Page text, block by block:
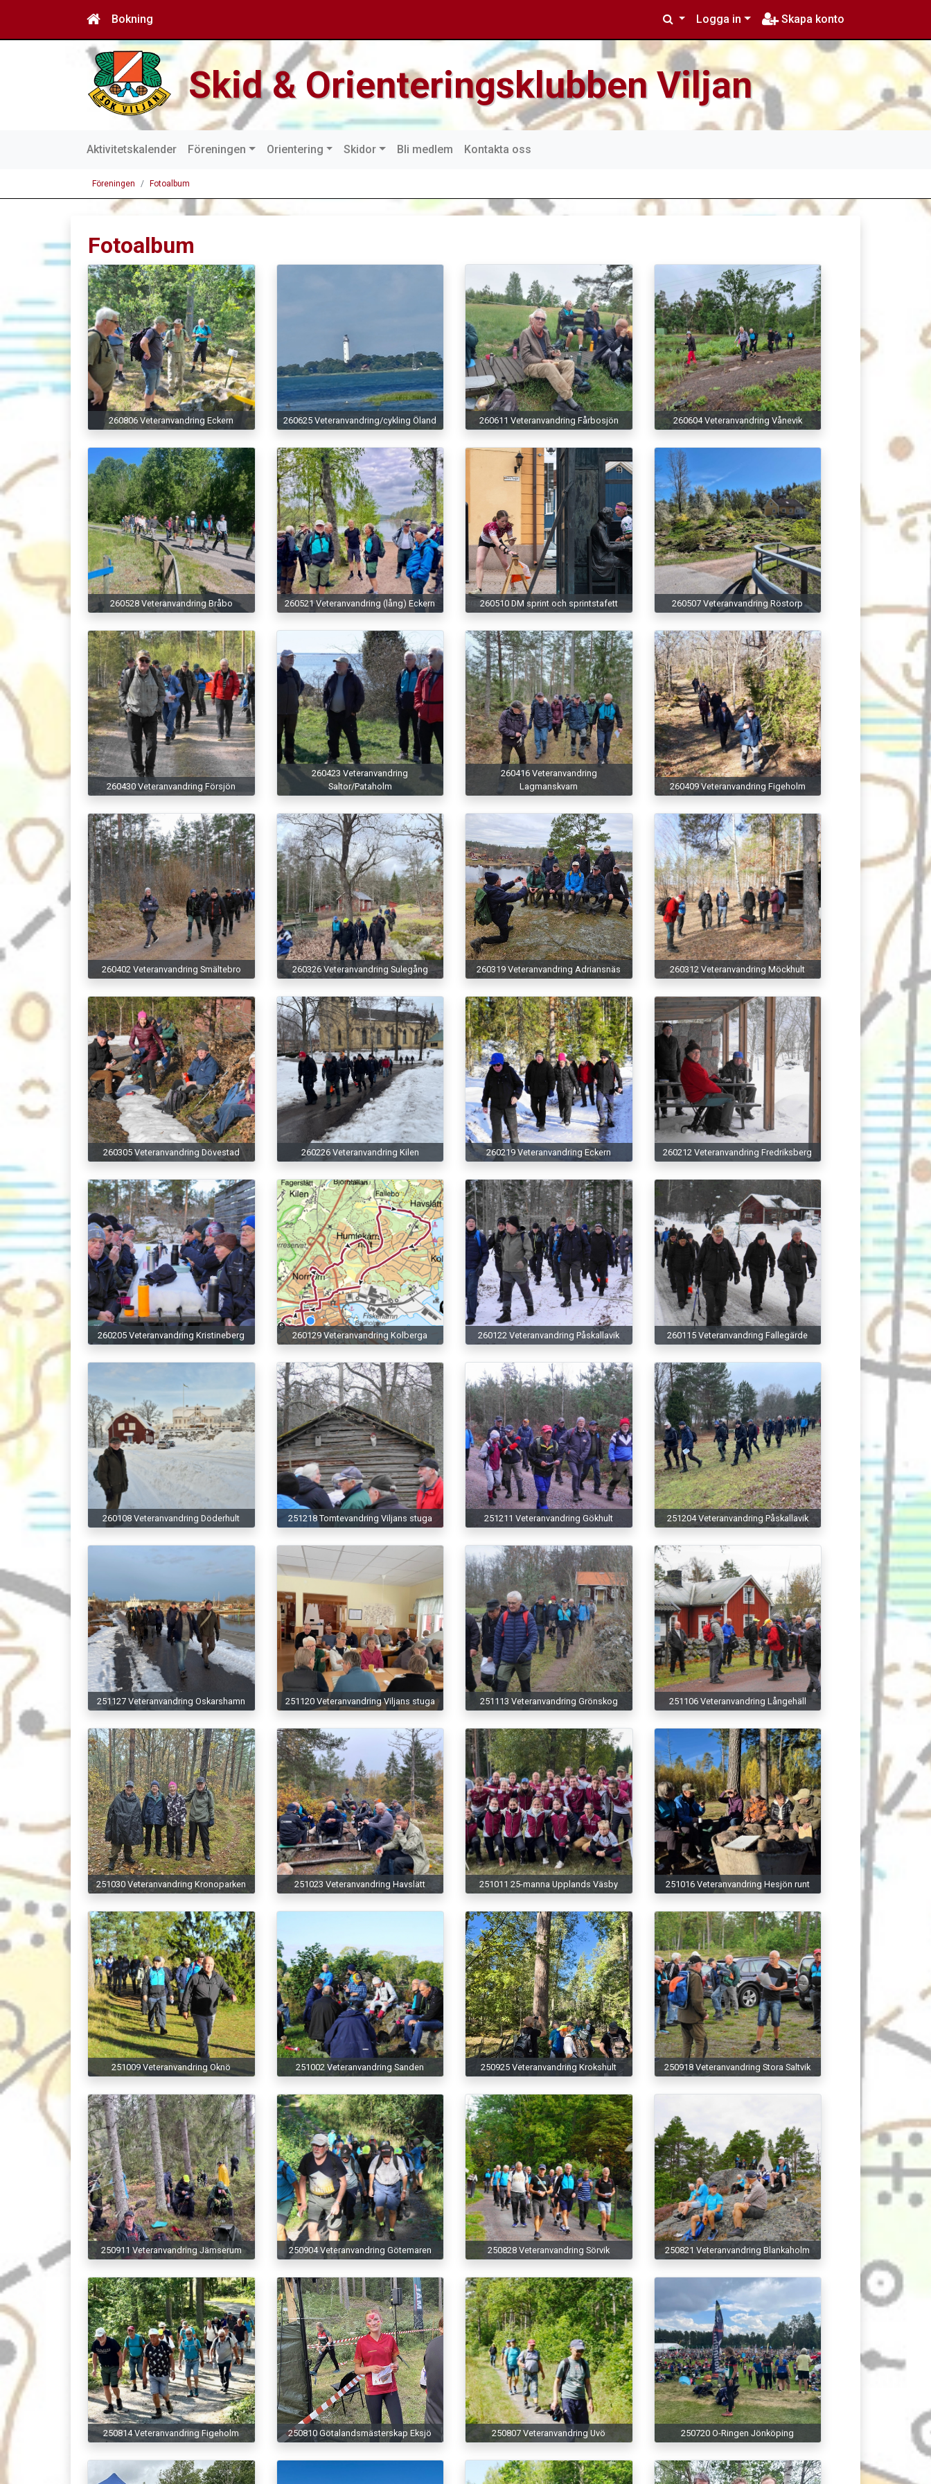
Bokning Logga in Skapa konto
Skid & Orienteringsklubben Viljan
Aktivitetskalender Föreningen Orientering Skidor Bli medlem Kontakta oss
Föreningen Fotoalbum
Fotoalbum
260806 Veteranvandring Eckern 260625 Veteranvandring/cykling Öland 260611 Veteranvandring Fårbosjön 260604 Veteranvandring Vånevik
260528 Veteranvandring Bråbo 260521 Veteranvandring (lång) Eckern 260510 DM sprint och sprintstafett 260507 Veteranvandring Röstorp
260430 Veteranvandring Försjön
260423 Veteranvandring
Saltor/Pataholm
260416 Veteranvandring
Lagmanskvarn
260409 Veteranvandring Figeholm
260402 Veteranvandring Smältebro 260326 Veteranvandring Sulegång 260319 Veteranvandring Adriansnäs 260312 Veteranvandring Möckhult
260305 Veteranvandring Dövestad 260226 Veteranvandring Kilen 260219 Veteranvandring Eckern 260212 Veteranvandring Fredriksberg
260205 Veteranvandring Kristineberg 260129 Veteranvandring Kolberga 260122 Veteranvandring Påskallavik 260115 Veteranvandring Fallegärde
260108 Veteranvandring Döderhult 251218 Tomtevandring Viljans stuga 251211 Veteranvandring Gökhult 251204 Veteranvandring Påskallavik
251127 Veteranvandring Oskarshamn 251120 Veteranvandring Viljans stuga 251113 Veteranvandring Grönskog 251106 Veteranvandring Långehäll
251030 Veteranvandring Kronoparken 251023 Veteranvandring Havslätt 251011 25-manna Upplands Väsby 251016 Veteranvandring Hesjön runt
251009 Veteranvandring Oknö 251002 Veteranvandring Sanden 250925 Veteranvandring Krokshult 250918 Veteranvandring Stora Saltvik
250911 Veteranvandring Jämserum 250904 Veteranvandring Götemaren 250828 Veteranvandring Sörvik 250821 Veteranvandring Blankaholm
250814 Veteranvandring Figeholm 250810 Götalandsmästerskap Eksjö 250807 Veteranvandring Uvö 250720 O-Ringen Jönköping